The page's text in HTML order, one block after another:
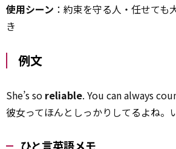
使用シーン ：約束を守る人・任せても
き
例文
She’s so reliable. You can always
彼女ってほんとしっかりしてるよね。
ひと言英語メモ